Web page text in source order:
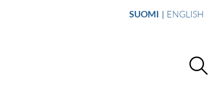
SUOMI ENGLISH